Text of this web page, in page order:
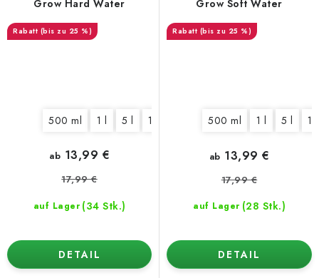
Grow Hard Water
(bis zu 25 %)
500 ml 1 l 5 l 10 l
auf Lager (34 Stk.)
ab 13,99 €
17,99 €
DETAIL
Grow Soft Water
(bis zu 25 %)
500 ml 1 l 5 l
auf Lager (28 Stk.)
ab 13,99 €
17,99 €
DETAIL